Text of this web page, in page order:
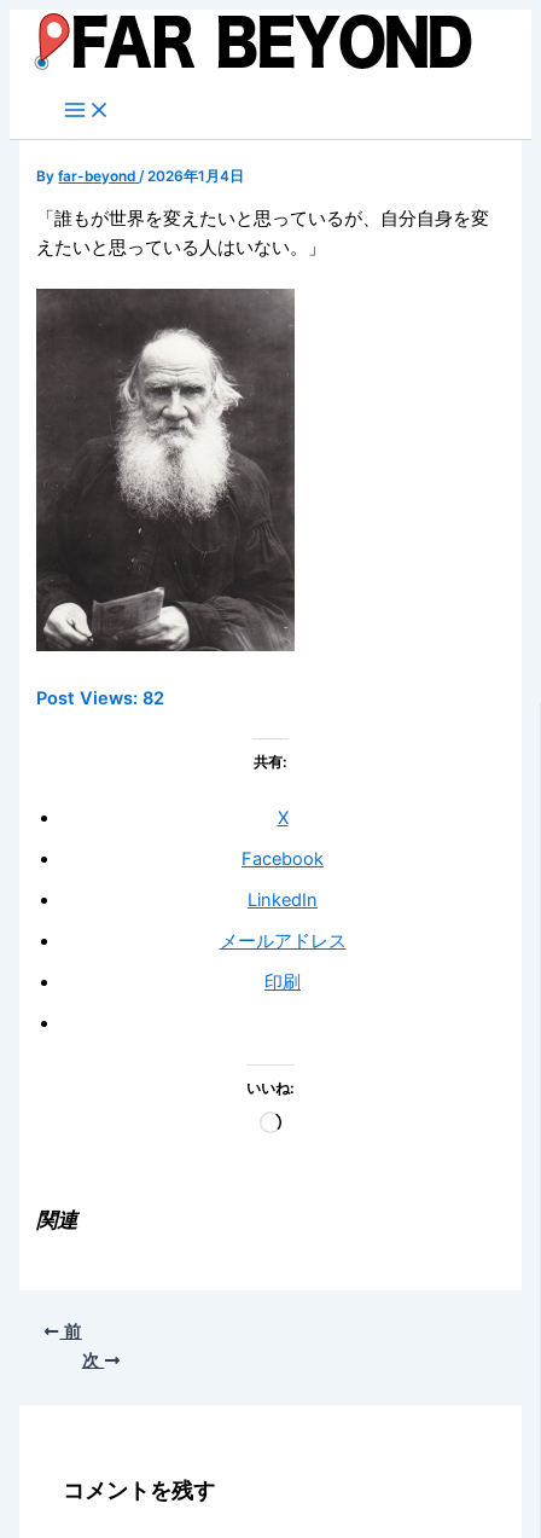
キ
Byfar-beyond/2026年1月4日
「誰もが世界を変えたいと思っているが、自分自身を変
えたいと思っている人はいない。」
Post Views: 82
共有:
X
Facebook
LinkedIn
メールアドレス
印刷
いいね:
読
関連
前
次
コメントを残す